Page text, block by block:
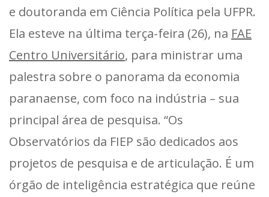
e doutoranda em Ciência Política pela UFPR.
Ela esteve na última terça-feira (26), na FAE
Centro Universitário, para ministrar uma
palestra sobre o panorama da economia
paranaense, com foco na indústria – sua
principal área de pesquisa. “Os
Observatórios da FIEP são dedicados aos
projetos de pesquisa e de articulação. É um
órgão de inteligência estratégica que reúne